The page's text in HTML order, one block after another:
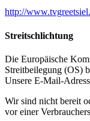
http://
Streitschlichtung
Die Europäische
Streitbeilegung (OS)
Unsere E-Mail-
Wir sind nicht bereit
vor einer